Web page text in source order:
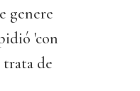
genere
'con
trata de